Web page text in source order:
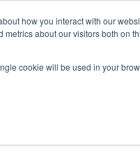
how you interact with our
about our visitors both on
cookie will be used in your
SERVICES